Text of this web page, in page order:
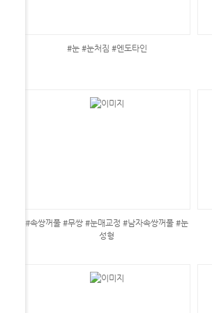
#눈 #눈처짐 #엔도타인
#속쌍꺼풀 #무쌍 #눈매교정 #남자속쌍꺼풀 #눈
성형